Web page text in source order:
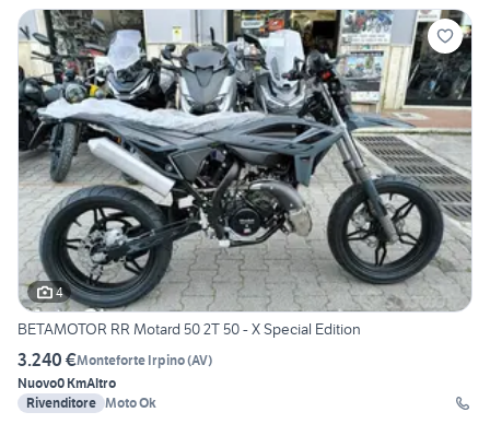
4
BETAMOTOR RR Motard 50 2T 50 - X Special Edition
3.240 €Monteforte Irpino(AV)
Nuovo0 KmAltro
Rivenditore Moto Ok